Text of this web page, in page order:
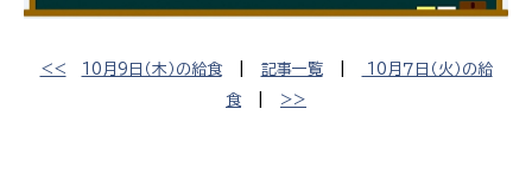
<< 10月9日（木）の給食| 記事一覧|
10月７日（火）の給
食
>>